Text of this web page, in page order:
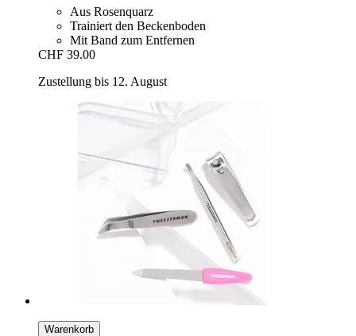
Aus Rosenquarz
Trainiert den Beckenboden
Mit Band zum Entfernen
CHF 39.00
Zustellung bis 12. August
Warenkorb